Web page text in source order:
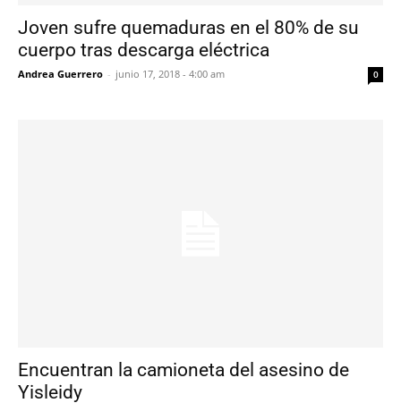
Joven sufre quemaduras en el 80% de su
cuerpo tras descarga eléctrica
Andrea Guerrero - junio 17, 2018 - 4:00 am 0
Encuentran la camioneta del asesino de
Yisleidy